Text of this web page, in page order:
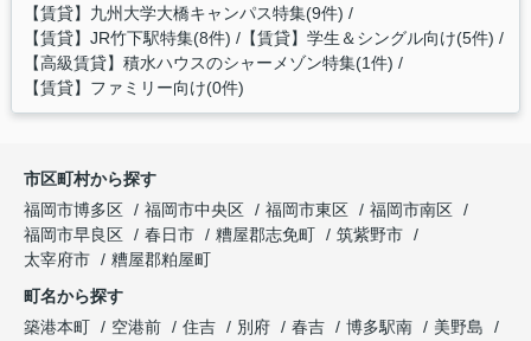
【賃貸】九州大学大橋キャンパス特集(9件)
【賃貸】JR竹下駅特集(8件) 【賃貸】学生＆シングル向け(5件)
【高級賃貸】積水ハウスのシャーメゾン特集(1件)
【賃貸】ファミリー向け(0件)
市区町村から探す
福岡市博多区
福岡市中央区 福岡市東区
福岡市南区
福岡市早良区
春日市 糟屋郡志免町
筑紫野市
太宰府市
糟屋郡粕屋町
町名から探す
築港本町
空港前 住吉 別府 春吉 博多駅南
美野島